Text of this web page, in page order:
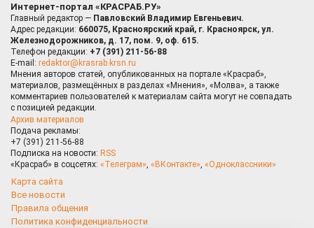
Интернет-портал «КРАСРАБ.РУ»
Главный редактор — Павловский Владимир Евгеньевич.
Адрес редакции: 660075, Красноярский край, г. Красноярск, ул.
Железнодорожников, д. 17, пом. 9, оф. 615.
Телефон редакции: +7 (391) 211-56-88
E-mail: redaktor@krasrab.krsn.ru
Мнения авторов статей, опубликованных на портале «Красраб»,
материалов, размещённых в разделах «Мнения», «Молва», а также
комментариев пользователей к материалам сайта могут не совпадать
с позицией редакции.
Архив материалов
Подача рекламы:
+7 (391) 211-56-88
Подписка на новости: RSS
«Красраб» в соцсетях: «Телеграм», «ВКонтакте», «Одноклассники»
Карта сайта
Все новости
Правила общения
Политика конфиденциальности